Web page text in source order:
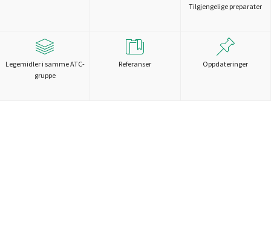
Tilgjengelige preparater
Legemidler i samme ATC-
gruppe
Referanser Oppdateringer